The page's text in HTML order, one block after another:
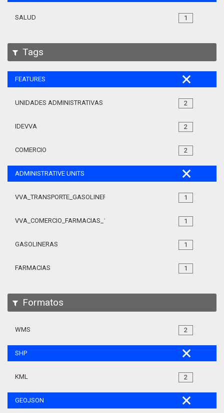
1
SALUD
Tags
FEATURES
2
UNIDADES ADMINISTRATIVAS
2
IDEVVA
2
COMERCIO
ADMINISTRATIVE UNITS
1
VVA_TRANSPORTE_GASOLINERAS_105
1
VVA_COMERCIO_FARMACIAS_105
1
GASOLINERAS
1
FARMACIAS
Formatos
2
WMS
SHP
2
KML
GEOJSON